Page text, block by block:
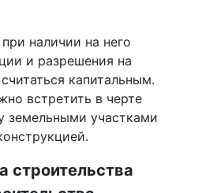
наличии на него
и разрешения на
капитальным.
встретить в черте
земельными участками
строительства